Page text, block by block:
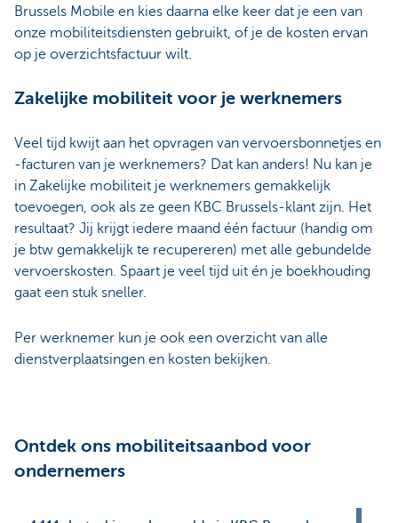
Brussels Mobile en kies daarna elke keer dat je een van
onze mobiliteitsdiensten gebruikt, of je de kosten ervan
op je overzichtsfactuur wilt.
Zakelijke mobiliteit voor je werknemers
Veel tijd kwijt aan het opvragen van vervoersbonnetjes en
-facturen van je werknemers? Dat kan anders! Nu kan je
in Zakelijke mobiliteit je werknemers gemakkelijk
toevoegen, ook als ze geen KBC Brussels-klant zijn. Het
resultaat? Jij krijgt iedere maand één factuur (handig om
je btw gemakkelijk te recupereren) met alle gebundelde
vervoerskosten. Spaart je veel tijd uit én je boekhouding
gaat een stuk sneller.
Per werknemer kun je ook een overzicht van alle
dienstverplaatsingen en kosten bekijken.
Ontdek ons mobiliteitsaanbod voor
ondernemers